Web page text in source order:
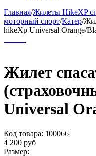
Главная/Жилеты HikeXP
моторный спорт/Катер/
hikeXp Universal Orange/
Жилет
Universal
Код товара: 100066
4 200 руб
Размер: